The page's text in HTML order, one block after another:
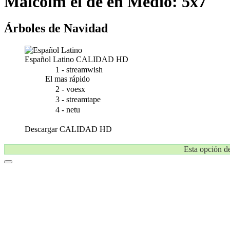
Árboles de Navidad
Español Latino CALIDAD HD
1 - streamwish
El mas rápido
2 - voesx
3 - streamtape
4 - netu
DescargarCALIDAD HD
Esta opción